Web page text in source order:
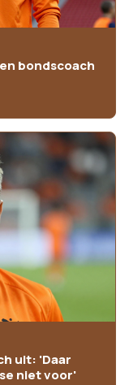
bondscoach
uit: 'Daar
niet voor'